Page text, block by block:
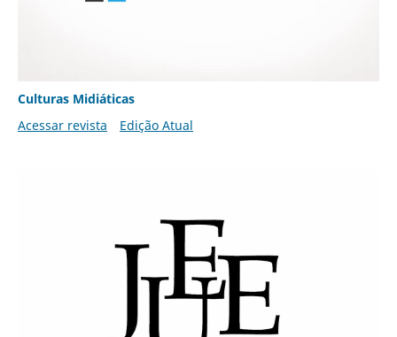
Culturas Midiáticas
Acessar revista
Edição Atual